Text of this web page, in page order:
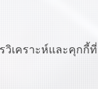
วิเคราะห์และคุกกี้